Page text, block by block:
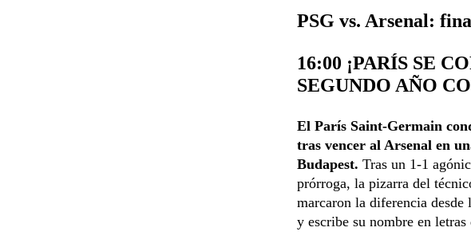
PSG vs. Arsenal:
16:00 ¡PARÍS SE
SEGUNDO AÑO
El París Saint-Germain
tras vencer al Arsenal en
Budapest. Tras un 1-1
prórroga, la pizarra del
marcaron la diferencia desde
y escribe su nombre en